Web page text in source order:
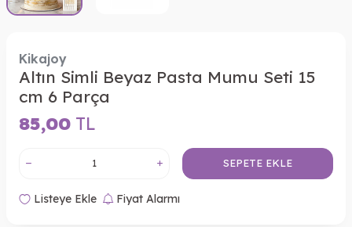
Kikajoy
Altın Simli Beyaz Pasta Mumu Seti 15
cm 6 Parça
85,00 TL
SEPETE EKLE
Listeye Ekle Fiyat Alarmı